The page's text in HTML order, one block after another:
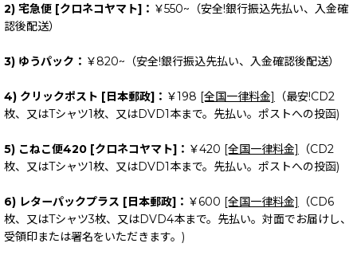
2) 宅急便 [クロネコヤマト]： ￥550~（安全!銀行振込先払い、入金確
認後配送）
3) ゆうパック： ￥820~（安全!銀行振込先払い、入金確認後配送）
4) クリックポスト [日本郵政]： ￥198 [全国一律料金]
（最安!CD2
枚、又はTシャツ1枚、又はDVD1本まで。先払い。ポストへの投函)
5) こねこ便420 [クロネコヤマト]： ￥420 [全国一律料金]
（CD2
枚、又はTシャツ1枚、又はDVD1本まで。先払い。ポストへの投函)
6) レターパックプラス [日本郵政]： ￥600 [全国一律料金]
（CD6
枚、又はTシャツ3枚、又はDVD4本まで。先払い。対面でお届けし、
受領印または署名をいただきます。)